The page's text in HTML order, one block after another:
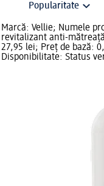
Marcă: Vellie; Numele
revitalizant anti-
27,95 lei; Preț de bază:
Disponibilitate: Status